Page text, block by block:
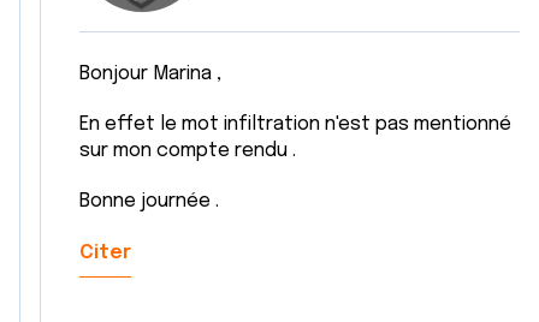
Bonjour Marina ,
En effet le mot infiltration n'est pas mentionné
sur mon compte rendu .
Bonne journée .
Citer